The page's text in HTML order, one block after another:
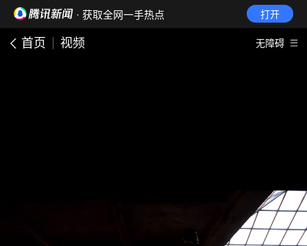
· 获取全网一手热点 打开
首页 视频 无障碍